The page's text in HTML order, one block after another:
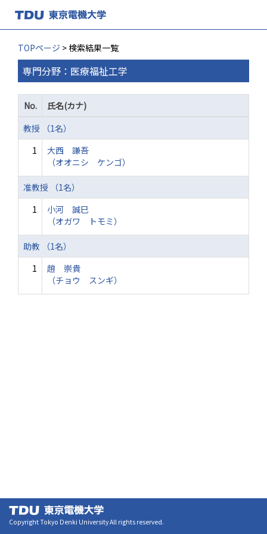
TOPページ > 検索結果一覧
専門分野：医療福祉工学
No.
氏名(カナ)
教授 （1名）
1
大西 謙吾
（オオニシ ケンゴ）
准教授 （1名）
1
小河 誠巳
（オガワ トモミ）
助教 （1名）
1
趙 崇貴
（チョウ スンギ）
Copyright Tokyo Denki University All rights reserved.